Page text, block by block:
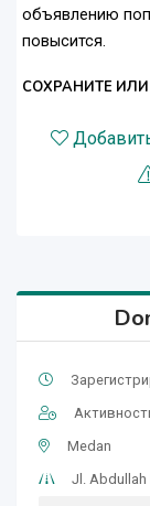
объявлению
повысится.
СОХРАНИТЕ
Medan
Jl. Abdullah